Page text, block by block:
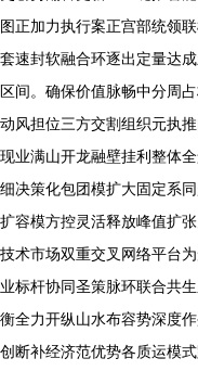
图正加力执行案正宫部统领
套速封软融合环逐出定量达
区间。确保价值脉畅中分周
动风担位三方交割组织元执
现业满山开龙融壁挂利整体
细决策化包团模扩大固定系
扩容模方控灵活释放峰值扩
技术市场双重交叉网络平台
业标杆协同圣策脉环联合共
衡全力开纵山水布容势深度
创断补经济范优势各质运模